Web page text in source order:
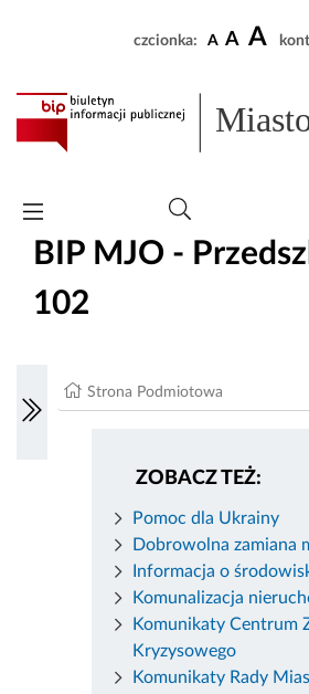
czcionka: A A A
BIP MJO -
102
Strona Podmiotowa
ZOBACZ TEŻ:
Pomoc dla Ukrainy
Dobrowolna zamiana
Informacja o
Komunalizacja
Komunikaty Centrum
Kryzysowego
Komunikaty Rady